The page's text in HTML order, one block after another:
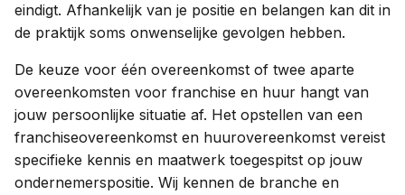
eindigt. Afhankelijk van je positie en belangen kan dit in
de praktijk soms onwenselijke gevolgen hebben.
De keuze voor één overeenkomst of twee aparte
overeenkomsten voor franchise en huur hangt van
jouw persoonlijke situatie af. Het opstellen van een
franchiseovereenkomst en huurovereenkomst vereist
specifieke kennis en maatwerk toegespitst op jouw
ondernemerspositie. Wij kennen de branche en